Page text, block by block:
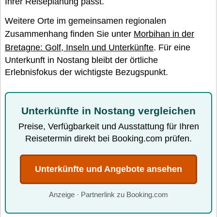
Weitere Orte im gemeinsamen regionalen
Zusammenhang finden Sie unter Morbihan in der
Bretagne: Golf, Inseln und Unterkünfte. Für eine
Unterkunft in Nostang bleibt der örtliche
Erlebnisfokus der wichtigste Bezugspunkt.
Unterkünfte in Nostang vergleichen
Preise, Verfügbarkeit und Ausstattung für Ihren
Reisetermin direkt bei Booking.com prüfen.
Unterkünfte und Angebote ansehen
Anzeige · Partnerlink zu Booking.com